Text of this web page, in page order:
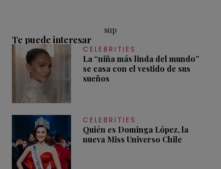
sup
Te puede interesar
CELEBRITIES
La “niña más linda del mundo”
se casa con el vestido de sus
sueños
CELEBRITIES
Quién es Dominga López, la
nueva Miss Universo Chile